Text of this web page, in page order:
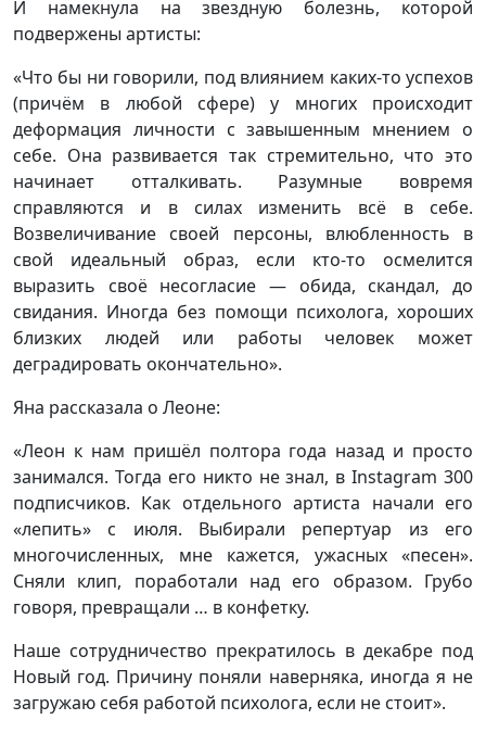
И намекнула на звездную болезнь, которой
подвержены артисты:
«Что бы ни говорили, под влиянием каких-то успехов
(причём в любой сфере) у многих происходит
деформация личности с завышенным мнением о
себе. Она развивается так стремительно, что это
начинает отталкивать. Разумные вовремя
справляются и в силах изменить всё в себе.
Возвеличивание своей персоны, влюбленность в
свой идеальный образ, если кто-то осмелится
выразить своё несогласие — обида, скандал, до
свидания. Иногда без помощи психолога, хороших
близких людей или работы человек может
деградировать окончательно».
Яна рассказала о Леоне:
«Леон к нам пришёл полтора года назад и просто
занимался. Тогда его никто не знал, в Instagram 300
подписчиков. Как отдельного артиста начали его
«лепить» с июля. Выбирали репертуар из его
многочисленных, мне кажется, ужасных «песен».
Сняли клип, поработали над его образом. Грубо
говоря, превращали … в конфетку.
Наше сотрудничество прекратилось в декабре под
Новый год. Причину поняли наверняка, иногда я не
загружаю себя работой психолога, если не стоит».